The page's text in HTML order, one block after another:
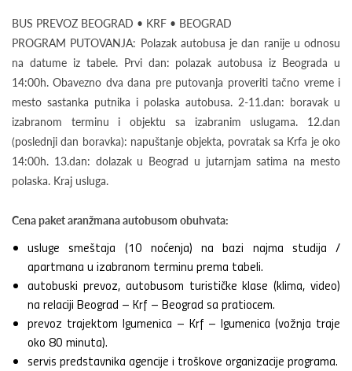
BUS PREVOZ BEOGRAD • KRF • BEOGRAD
PROGRAM PUTOVANJA: Polazak autobusa je dan ranije u odnosu
na datume iz tabele. Prvi dan: polazak autobusa iz Beograda u
14:00h. Obavezno dva dana pre putovanja proveriti tačno vreme i
mesto sastanka putnika i polaska autobusa. 2-11.dan: boravak u
izabranom terminu i objektu sa izabranim uslugama. 12.dan
(poslednji dan boravka): napuštanje objekta, povratak sa Krfa je oko
14:00h. 13.dan: dolazak u Beograd u jutarnjam satima na mesto
polaska. Kraj usluga.
Cena paket aranžmana autobusom obuhvata:
usluge smeštaja (10 noćenja) na bazi najma studija /
apartmana u izabranom terminu prema tabeli.
autobuski prevoz, autobusom turističke klase (klima, video)
na relaciji Beograd – Krf – Beograd sa pratiocem.
prevoz trajektom Igumenica – Krf – Igumenica (vožnja traje
oko 80 minuta).
servis predstavnika agencije i troškove organizacije programa.